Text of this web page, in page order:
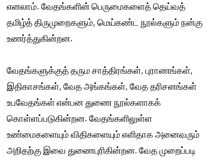
எனலாம். வேதங்களின் பெருமைகளைத் தெய்வத்
தமிழ்த் திருமுறைகளும், மெய்கண்ட நூல்களும் நன்கு
உணர்த்துகின்றன.
வேதங்களுக்குத் தரும சாத்திரங்கள், புராணங்கள்,
இதிகாசங்கள், வேத அங்கங்கள், வேத தரிசனங்கள்
உபவேதங்கள் என்பன துணை நூல்களாகக்
கொள்ளப்படுகின்றன. வேதங்களிலுள்ள
உண்மைகளையும் விதிகளையும் எளிதாக அனைவரும்
அறிதற்கு இவை துணைபுரிகின்றன. வேத முறைப்படி